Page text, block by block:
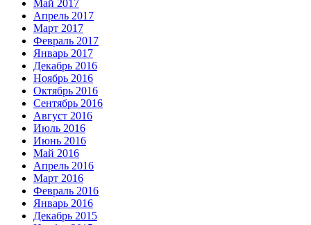
Май 2017
Апрель 2017
Март 2017
Февраль 2017
Январь 2017
Декабрь 2016
Ноябрь 2016
Октябрь 2016
Сентябрь 2016
Август 2016
Июль 2016
Июнь 2016
Май 2016
Апрель 2016
Март 2016
Февраль 2016
Январь 2016
Декабрь 2015